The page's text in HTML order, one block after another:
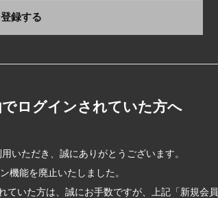
登録する
ログインされていた方へ
いただき、誠にありがとうございます。
能を廃止いたしました。
ていた方は、誠にお手数ですが、上記「新規会員